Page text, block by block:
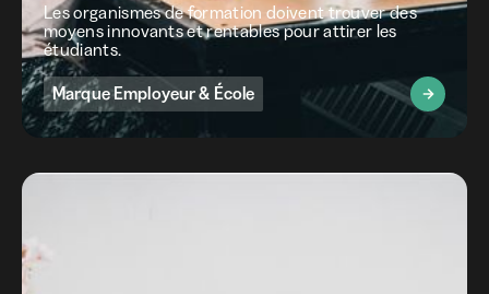
Les organismes de formation doivent trouver des
moyens innovants et rentables pour attirer les
étudiants.
Marque Employeur & École